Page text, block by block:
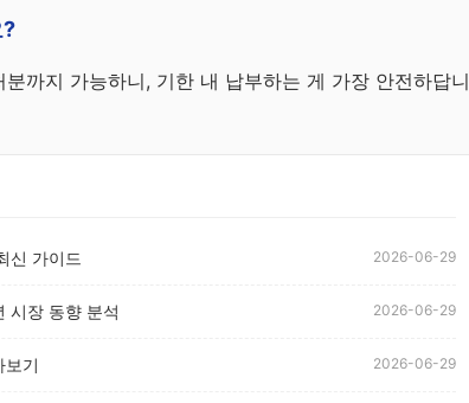
까지 가능하니, 기한 내 납부하는 게 가장 안전하답니
신 가이드 2026-06-29
시장 동향 분석 2026-06-29
기 2026-06-29